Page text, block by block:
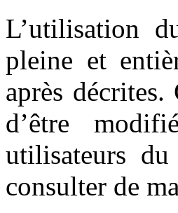
L’utilisation
pleine et
après
d’être
utilisateurs du
consulter de